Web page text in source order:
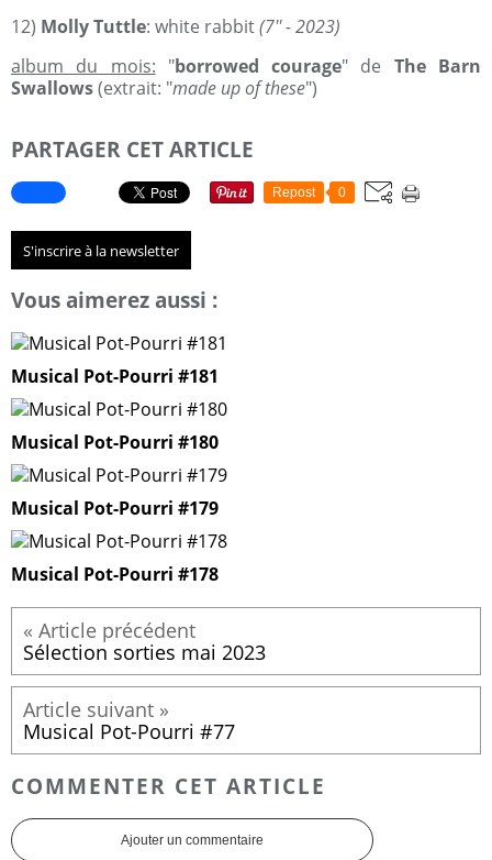
12) Molly Tuttle: white rabbit(7'' - 2023)
album du mois: "borrowed courage" de The Barn
Swallows(extrait: "made up of these")
PARTAGER CET ARTICLE
Repost 0
S'inscrire à la newsletter
Vous aimerez aussi :
Musical Pot-Pourri #181
Musical Pot-Pourri #180
Musical Pot-Pourri #179
Musical Pot-Pourri #178
Sélection sorties mai 2023
Musical Pot-Pourri #77
COMMENTER CET ARTICLE
Ajouter un commentaire